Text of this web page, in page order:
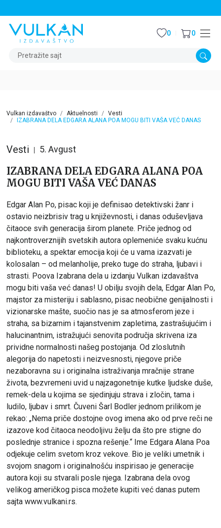
Pretražite sajt
0 0
Vulkan izdavaštvo Aktuelnosti
Vesti
IZABRANA DELA EDGARA ALANA POA MOGU BITI VAŠA VEĆ DANAS
Vesti 5. Avgust
IZABRANA DELA EDGARA ALANA POA
MOGU BITI VAŠA VEĆ DANAS
Edgar Alan Po, pisac koji je definisao detektivski žanr i
ostavio neizbrisiv trag u književnosti, i danas oduševljava
čitaoce svih generacija širom planete. Priče jednog od
najkontroverznijih svetskih autora oplemeniće svaku kućnu
biblioteku, a spektar emocija koji će u vama izazvati je
kolosalan – od melanholije, preko tuge do straha, ljubavi i
strasti. Poova Izabrana dela u izdanju Vulkan izdavaštva
mogu biti vaša već danas! U obilju svojih dela, Edgar Alan Po,
majstor za misteriju i sablasno, pisac neobične genijalnosti i
vizionarske mašte, suočio nas je sa atmosferom jeze i
straha, sa bizarnim i tajanstvenim zapletima, zastrašujućim i
halucinantnim, istražujući senovita područja skrivena iza
prividne normalnosti našeg postojanja. Od zloslutnih
alegorija do napetosti i neizvesnosti, njegove priče
nezaboravna su i originalna istraživanja mračnije strane
života, bezvremeni uvid u najzagonetnije kutke ljudske duše,
remek-dela u kojima se sjedinjuju strava i zločin, tama i
ludilo, ljubav i smrt. Čuveni Šarl Bodler jednom prilikom je
rekao: „Nema priče dostojne ovog imena ako od prve reči ne
izazove kod čitaoca neodoljivu želju da što pre stigne do
poslednje stranice i spozna rešenje.“ Ime Edgara Alana Poa
odjekuje celim svetom kroz vekove. Bio je veliki umetnik i
svojom snagom i originalnošću inspirisao je generacije
autora koji su stvarali posle njega. Izabrana dela ovog
velikog američkog pisca možete kupiti već danas putem
sajta www.vulkani.rs.